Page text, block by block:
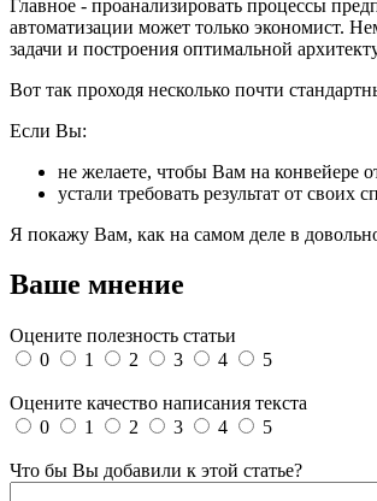
Главное - проанализировать процессы
автоматизации может только экономист.
задачи и построения оптимальной
Вот так проходя несколько почти
Если Вы:
не желаете, чтобы Вам на конвейере
устали требовать результат от
Я покажу Вам, как на самом деле в
Ваше мнение
Оцените полезность статьи
0
1 2 3 4 5
Оцените качество написания текста
0
1 2 3 4 5
Что бы Вы добавили к этой статье?